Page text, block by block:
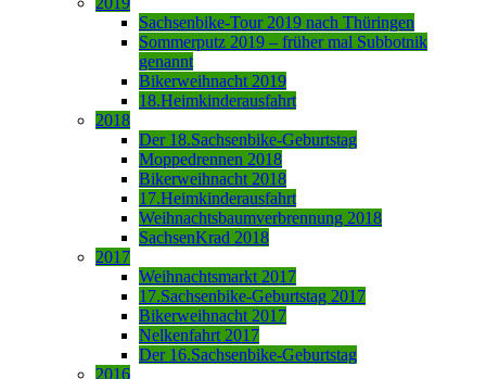
Sachsenbike-Tour 2019 nach Thüringen
Sommerputz 2019 – früher mal Subbotnik
genannt
Bikerweihnacht 2019
18.Heimkinderausfahrt
2018
Der 18.Sachsenbike-Geburtstag
Moppedrennen 2018
Bikerweihnacht 2018
17.Heimkinderausfahrt
Weihnachtsbaumverbrennung 2018
SachsenKrad 2018
2017
Weihnachtsmarkt 2017
17.Sachsenbike-Geburtstag 2017
Bikerweihnacht 2017
Nelkenfahrt 2017
Der 16.Sachsenbike-Geburtstag
2016